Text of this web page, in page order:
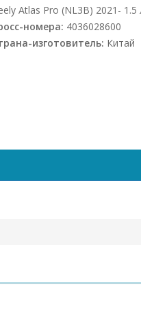
Atlas Pro (NL3B) 2021- 1.5
номера: 4036028600
изготовитель: Китай